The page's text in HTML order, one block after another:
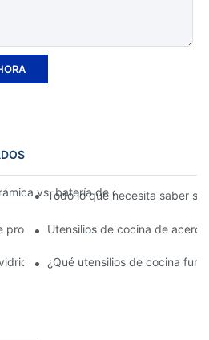
vs. batería de cocina de acero
Todo lo que necesita saber
producción: el enfoque
Utensilios de cocina de acero
o de acero inoxidable: ¿cuál
¿Qué utensilios de cocina